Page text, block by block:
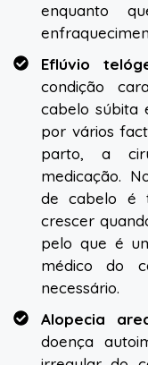
enquanto
Eflúvio
condição
cabelo súbita
por vários
parto, a
medicação.
de cabelo é
crescer
pelo que é
médico do
necessário.
Alopecia
doença